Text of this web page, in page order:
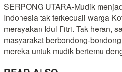
SERPONG UTARA-Mudik
Indonesia tak terkecuali warga
merayakan Idul Fitri. Tak heran,
masyarakat berbondong-
mereka untuk mudik bertemu